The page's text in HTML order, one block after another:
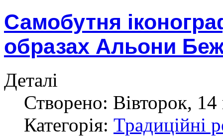
Самобутня
образах Альони
Деталі
Створено: Вівторок,
Категорія: Традиційні